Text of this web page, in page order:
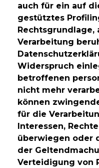
auch für ein auf
gestütztes
Rechtsgrundlage,
Verarbeitung
Widerspruch
betroffenen
nicht mehr
können
für die
Interessen,
überwiegen oder
der
Verteidigung von